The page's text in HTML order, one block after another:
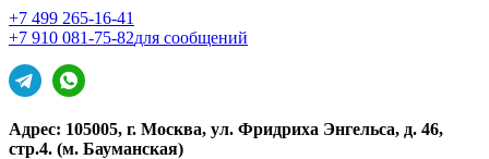
+7 499 265-16-41
+7 910 081-75-82для сообщений
Адрес: 105005, г. Москва, ул. Фридриха Энгельса, д. 46,
стр.4. (м. Бауманская)